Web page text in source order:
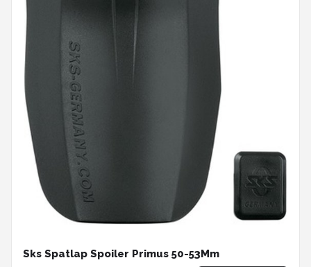
Sks Spatlap Spoiler Primus 50-53Mm